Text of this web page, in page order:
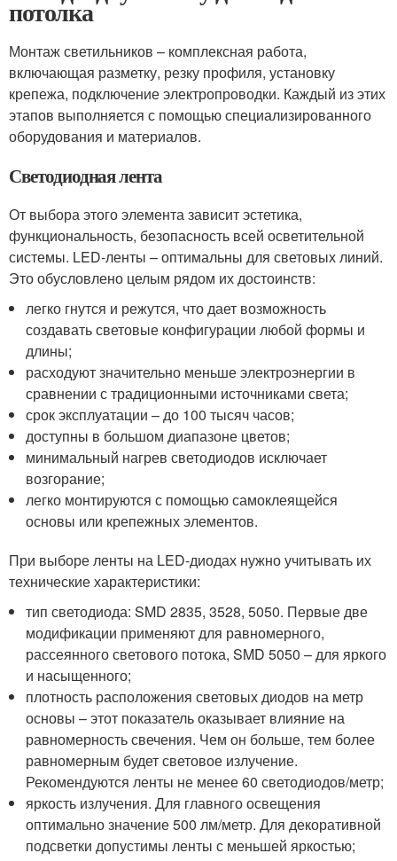
потолка
Монтаж светильников – комплексная работа,
включающая разметку, резку профиля, установку
крепежа, подключение электропроводки. Каждый из этих
этапов выполняется с помощью специализированного
оборудования и материалов.
Светодиодная лента
От выбора этого элемента зависит эстетика,
функциональность, безопасность всей осветительной
системы. LED-ленты – оптимальны для световых линий.
Это обусловлено целым рядом их достоинств:
легко гнутся и режутся, что дает возможность
создавать световые конфигурации любой формы и
длины;
расходуют значительно меньше электроэнергии в
сравнении с традиционными источниками света;
срок эксплуатации – до 100 тысяч часов;
доступны в большом диапазоне цветов;
минимальный нагрев светодиодов исключает
возгорание;
легко монтируются с помощью самоклеящейся
основы или крепежных элементов.
При выборе ленты на LED-диодах нужно учитывать их
технические характеристики:
тип светодиода: SMD 2835, 3528, 5050. Первые две
модификации применяют для равномерного,
рассеянного светового потока, SMD 5050 – для яркого
и насыщенного;
плотность расположения световых диодов на метр
основы – этот показатель оказывает влияние на
равномерность свечения. Чем он больше, тем более
равномерным будет световое излучение.
Рекомендуются ленты не менее 60 светодиодов/метр;
яркость излучения. Для главного освещения
оптимально значение 500 лм/метр. Для декоративной
подсветки допустимы ленты с меньшей яркостью;